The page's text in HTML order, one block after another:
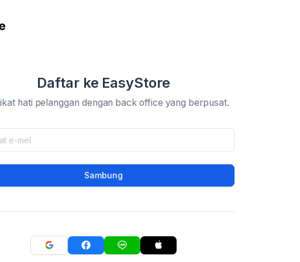
Daftar ke EasyStore
hati pelanggan dengan back office yang berpusat.
Sambung